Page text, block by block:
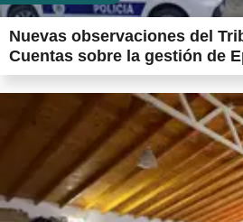
Nuevas observaciones del
Cuentas sobre la gestión de